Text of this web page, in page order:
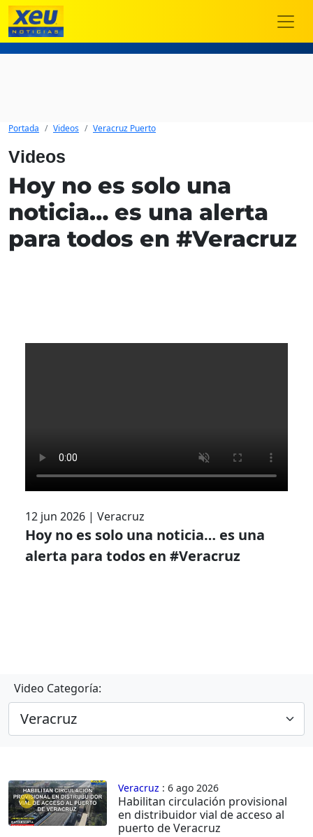
Portada Videos Veracruz Puerto
Videos
Hoy no es solo una
noticia… es una alerta
para todos en #Veracruz
12 jun 2026 | Veracruz
Hoy no es solo una noticia… es una
alerta para todos en #Veracruz
Video Categoría:
Veracruz : 6 ago 2026
Habilitan circulación provisional
en distribuidor vial de acceso al
puerto de Veracruz